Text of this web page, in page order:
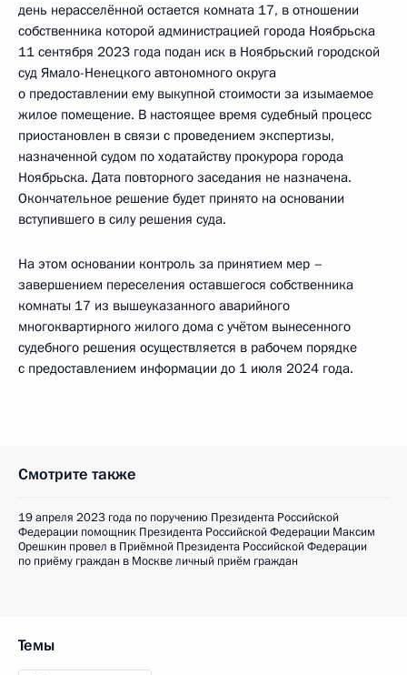
день нерасселённой остается комната 17, в отношении
собственника которой администрацией города Ноябрьска
11 сентября 2023 года подан иск в Ноябрьский городской
суд Ямало-Ненецкого автономного округа
о предоставлении ему выкупной стоимости за изымаемое
жилое помещение. В настоящее время судебный процесс
приостановлен в связи с проведением экспертизы,
назначенной судом по ходатайству прокурора города
Ноябрьска. Дата повторного заседания не назначена.
Окончательное решение будет принято на основании
вступившего в силу решения суда.
На этом основании контроль за принятием мер –
завершением переселения оставшегося собственника
комнаты 17 из вышеуказанного аварийного
многоквартирного жилого дома с учётом вынесенного
судебного решения осуществляется в рабочем порядке
с предоставлением информации до 1 июля 2024 года.
Смотрите также
19 апреля 2023 года по поручению Президента Российской
Федерации помощник Президента Российской Федерации Максим
Орешкин провел в Приёмной Президента Российской Федерации
по приёму граждан в Москве личный приём граждан
Темы